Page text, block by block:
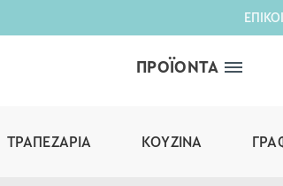
ΠΡΟΪΟΝΤΑ
ΤΡΑΠΕΖΑΡΊΑ ΚΟΥΖΊΝΑ